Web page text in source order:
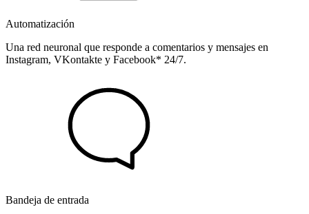
Automatización
Una red neuronal que responde a comentarios y mensajes en
Instagram, VKontakte y Facebook* 24/7.
Bandeja de entrada